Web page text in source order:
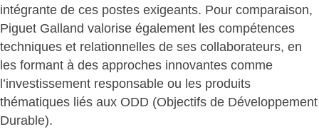
intégrante de ces postes exigeants. Pour comparaison,
Piguet Galland valorise également les compétences
techniques et relationnelles de ses collaborateurs, en
les formant à des approches innovantes comme
l’investissement responsable ou les produits
thématiques liés aux ODD (Objectifs de Développement
Durable).